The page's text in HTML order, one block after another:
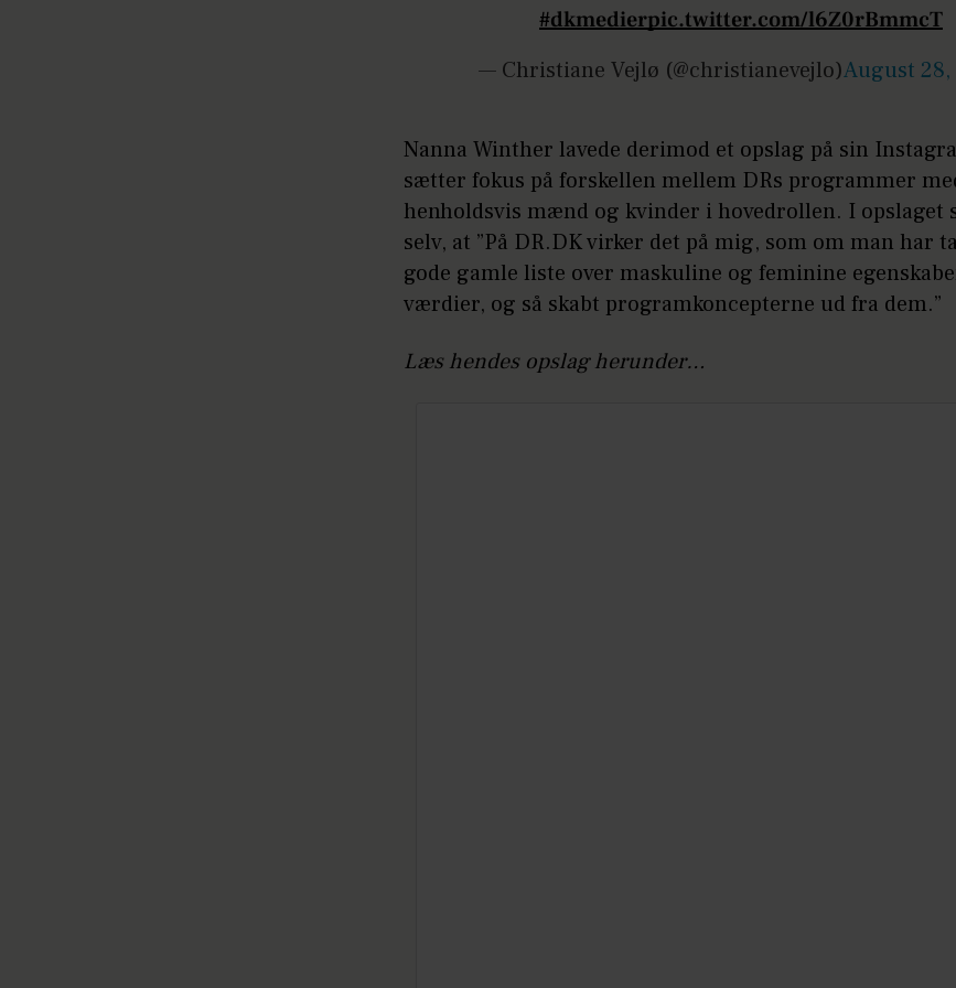
#dkmedierpic.twitter.com/l6Z0rBmmcT
— Christiane Vejlø (@christianevejlo)August 28,
Nanna Winther lavede derimod et opslag på sin
sætter fokus på forskellen mellem DRs programmer
henholdsvis mænd og kvinder i hovedrollen. I opslaget
selv, at ”På DR.DK virker det på mig, som om man har
gode gamle liste over maskuline og feminine
værdier, og så skabt programkoncepterne ud fra dem.”
Læs hendes opslag herunder…